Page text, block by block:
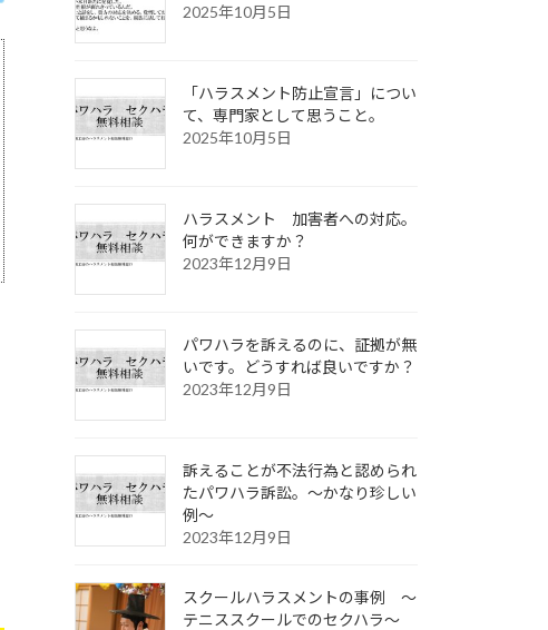
2025年10月5日
「ハラスメント防止宣言」につい
て、専門家として思うこと。
2025年10月5日
ハラスメント 加害者への対応。
何ができますか？
2023年12月9日
パワハラを訴えるのに、証拠が無
いです。どうすれば良いですか？
2023年12月9日
訴えることが不法行為と認められ
たパワハラ訴訟。～かなり珍しい
例～
2023年12月9日
スクールハラスメントの事例 ～
テニススクールでのセクハラ～